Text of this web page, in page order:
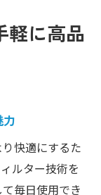
軽に高品
快適にするた
ルター技術を
毎日使用でき